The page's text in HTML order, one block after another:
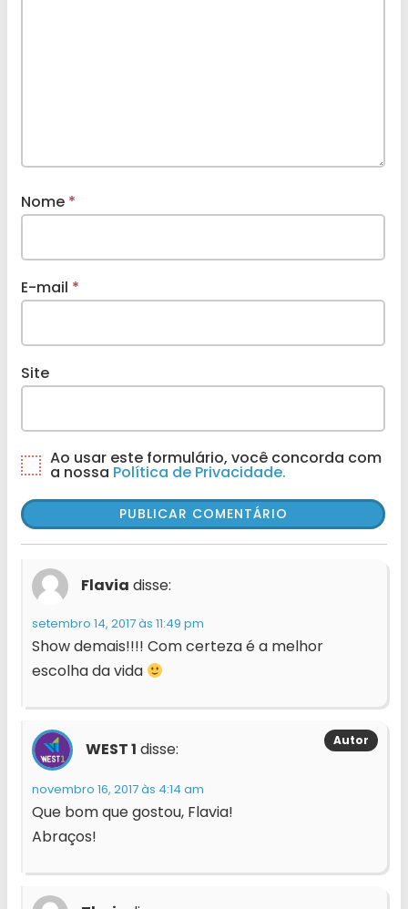
Nome *
E-mail *
Site
Ao usar este formulário, você concorda com
a nossa Política de Privacidade.
Flavia disse:
setembro 14, 2017 às 11:49 pm
Show demais!!!! Com certeza é a melhor
escolha da vida
WEST 1 disse:
novembro 16, 2017 às 4:14 am
Que bom que gostou, Flavia!
Abraços!